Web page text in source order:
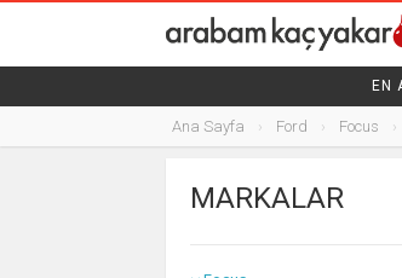
EN
Ana Sayfa Ford Focus
MARKALAR
FIAT
FORD
B-MAX
EcoSport